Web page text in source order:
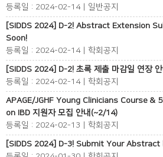
등록일 : 2024-02-14 | 일반공지
[SIDDS 2024] D-2! Abstract Extension
Soon!
등록일 : 2024-02-14 | 학회공지
[SIDDS 2024] D-2! 초록 제출 마감일 연장 안
등록일 : 2024-02-14 | 학회공지
APAGE/JGHF Young Clinicians Course &
on IBD 지원자 모집 안내(~2/14)
등록일 : 2024-02-13 | 학회공지
[SIDDS 2024] D-3! Submit Your Abstract